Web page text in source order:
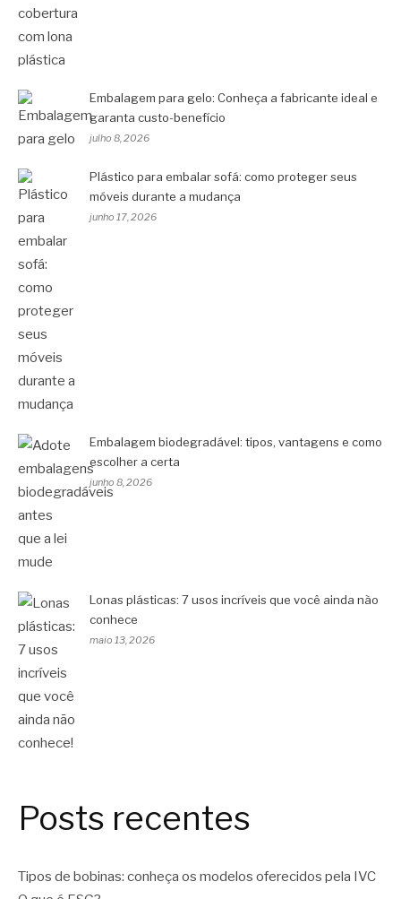
Embalagem para gelo: Conheça a fabricante ideal e
garanta custo-benefício
julho 8, 2026
Plástico para embalar sofá: como proteger seus
móveis durante a mudança
junho 17, 2026
Embalagem biodegradável: tipos, vantagens e como
escolher a certa
junho 8, 2026
Lonas plásticas: 7 usos incríveis que você ainda não
conhece
maio 13, 2026
Posts recentes
Tipos de bobinas: conheça os modelos oferecidos pela IVC